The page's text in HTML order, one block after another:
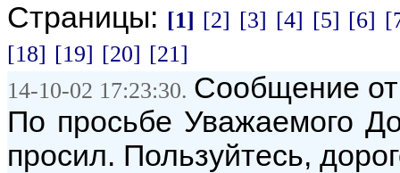
Страницы: [1] [2] [3] [4] [5] [6]
[18] [19] [20] [21]
14-10-02 17:23:30. Сообщение
По просьбе Уважаемого
просил. Пользуйтесь,